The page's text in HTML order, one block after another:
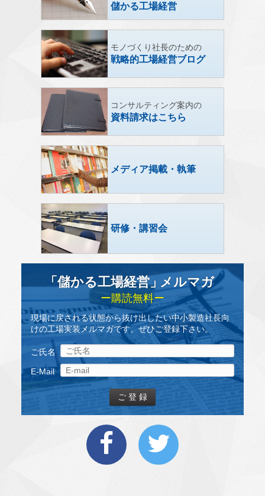
儲かる工場経営
モノづくり社長のための
戦略的工場経営ブログ
コンサルティング案内の
資料請求はこちら
メディア掲載・執筆
研修・講習会
「儲かる工場経営」 メルマガ
ー購読無料ー
現場に戻される状態から抜け出したい中小製造社長向
けの工場実装メルマガです。ぜひご登録下さい。
ご氏名
E-Mail